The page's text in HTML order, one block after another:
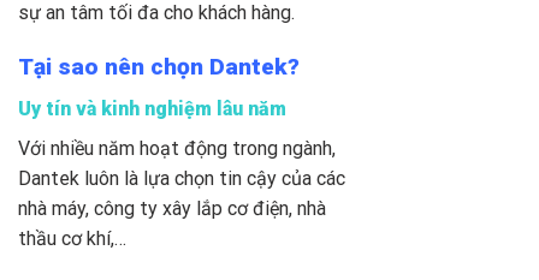
sự an tâm tối đa cho khách hàng.
Tại sao nên chọn Dantek?
Uy tín và kinh nghiệm lâu năm
Với nhiều năm hoạt động trong ngành,
Dantek luôn là lựa chọn tin cậy của các
nhà máy, công ty xây lắp cơ điện, nhà
thầu cơ khí,…